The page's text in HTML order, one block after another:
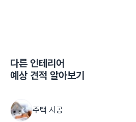
다른 인테리어
예상 견적 알아보기
주택 시공